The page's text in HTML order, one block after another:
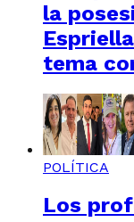
la
tema
POLÍTICA
Los